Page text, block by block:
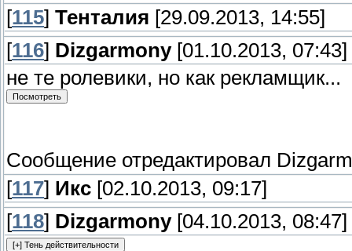
[115] Тенталия [29.09.2013, 14:55]
[116] Dizgarmony[01.10.2013, 07:43]
не те ролевики, но как рекламщик...
Сообщение отредактировал
[117] Икс [02.10.2013, 09:17]
[118] Dizgarmony[04.10.2013, 08:47]